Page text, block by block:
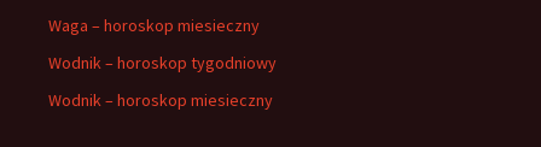
Waga – horoskop miesieczny
Wodnik – horoskop tygodniowy
Wodnik – horoskop miesieczny